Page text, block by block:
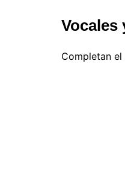
Vocales
Completan el